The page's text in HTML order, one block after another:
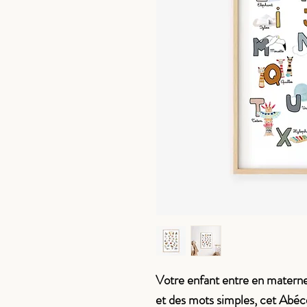
Votre enfant entre en
et des mots simples, cet